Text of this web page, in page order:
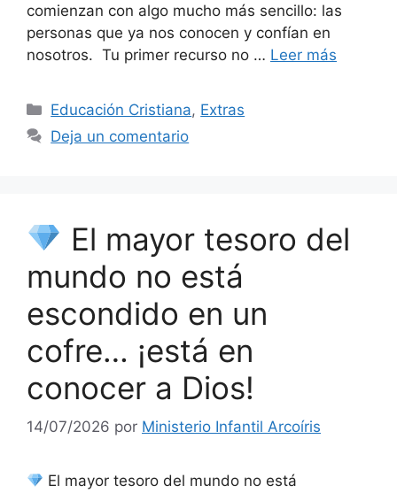
comienzan con algo mucho más sencillo: las
personas que ya nos conocen y confían en
nosotros. Tu primer recurso no … Leer más
Educación Cristiana, Extras
Deja un comentario
El mayor tesoro del
mundo no está
escondido en un
cofre… ¡está en
conocer a Dios!
14/07/2026 por Ministerio Infantil Arcoíris
El mayor tesoro del mundo no está